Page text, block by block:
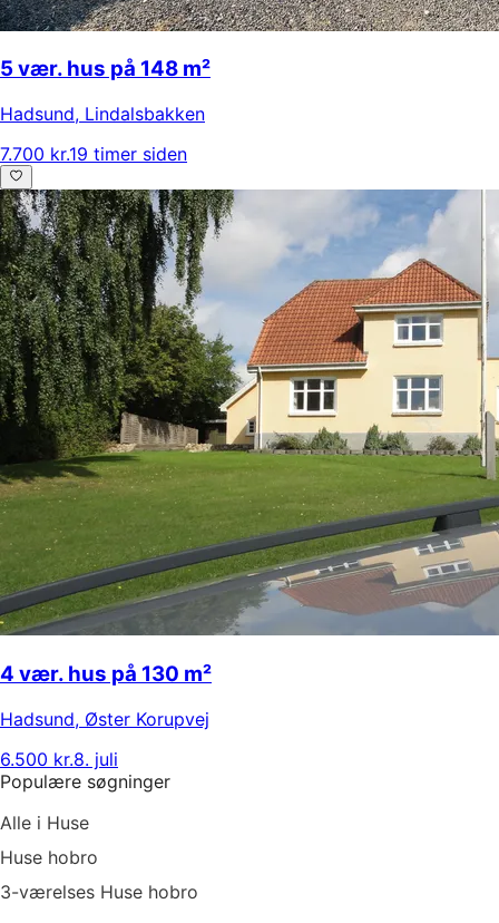
5 vær. hus på 148 m²
Hadsund, Lindalsbakken
7.700 kr.19 timer siden
4 vær. hus på 130 m²
Hadsund, Øster Korupvej
6.500 kr.8. juli
Populære søgninger
Alle i Huse
Huse hobro
3-værelses Huse hobro